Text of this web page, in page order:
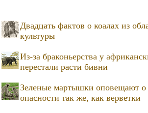
Двадцать фактов о коалах из
культуры
Из-за браконьерства у
перестали расти бивни
Зеленые мартышки оповещают о
опасности так же, как верветки